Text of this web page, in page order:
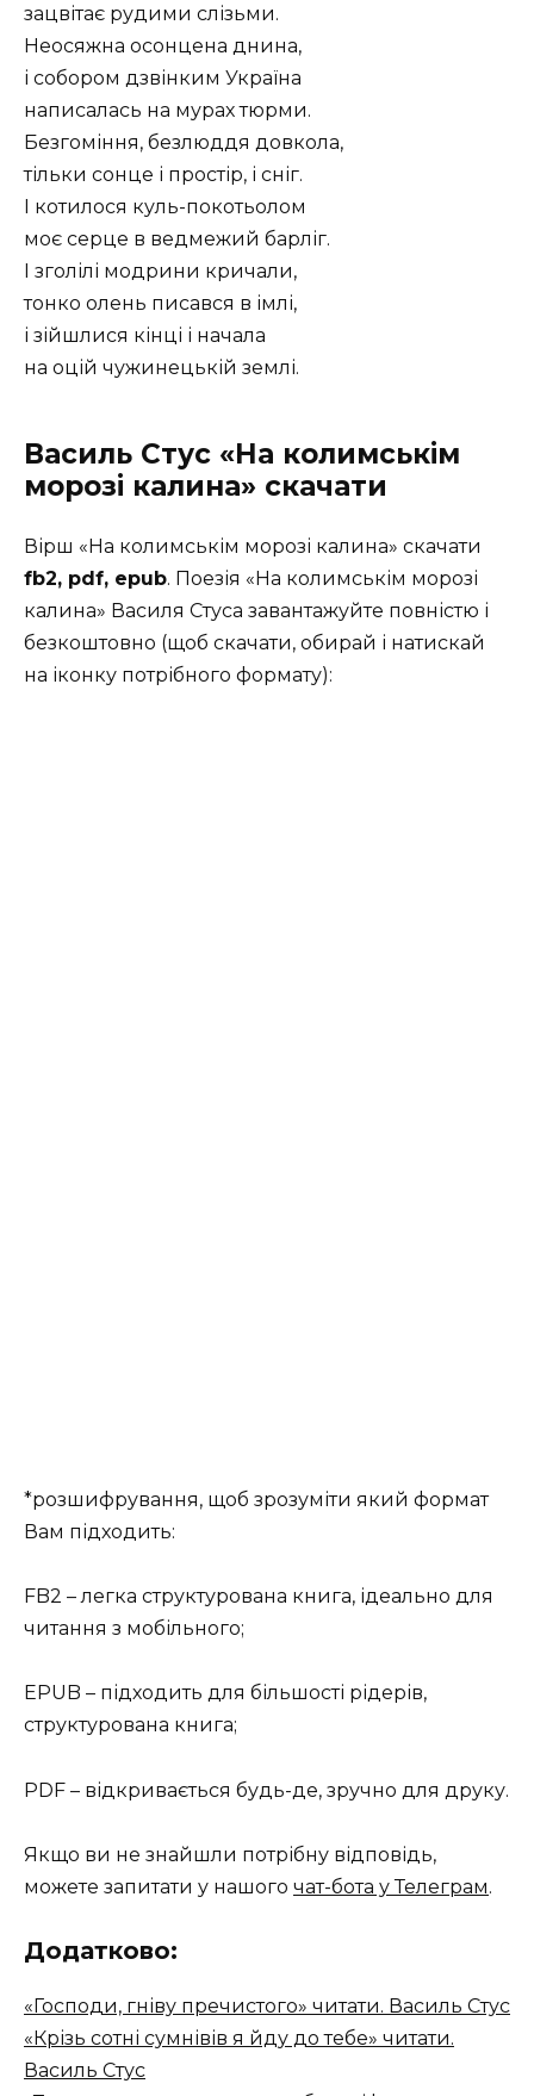
зацвітає рудими слізьми.
Неосяжна осонцена днина,
і собором дзвінким Україна
написалась на мурах тюрми.
Безгоміння, безлюддя довкола,
тільки сонце і простір, і сніг.
І котилося куль-покотьолом
моє серце в ведмежий барліг.
І зголілі модрини кричали,
тонко олень писався в імлі,
і зійшлися кінці і начала
на оцій чужинецькій землі.
Василь Стус «На колимськім
морозі калина» скачати
Вірш «На колимськім морозі калина» скачати
fb2, pdf, epub. Поезія «На колимськім морозі
калина» Василя Стуса завантажуйте повністю і
безкоштовно (щоб скачати, обирай і натискай
на іконку потрібного формату):
*розшифрування, щоб зрозуміти який формат
Вам підходить:
FB2 – легка структурована книга, ідеально для
читання з мобільного;
EPUB – підходить для більшості рідерів,
структурована книга;
PDF – відкривається будь-де, зручно для друку.
Якщо ви не знайшли потрібну відповідь,
можете запитати у нашого чат-бота у Телеграм.
Додатково:
«Господи, гніву пречистого» читати. Василь Стус
«Крізь сотні сумнівів я йду до тебе» читати.
Василь Стус